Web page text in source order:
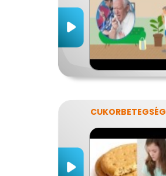
CUKORBETEGSÉG